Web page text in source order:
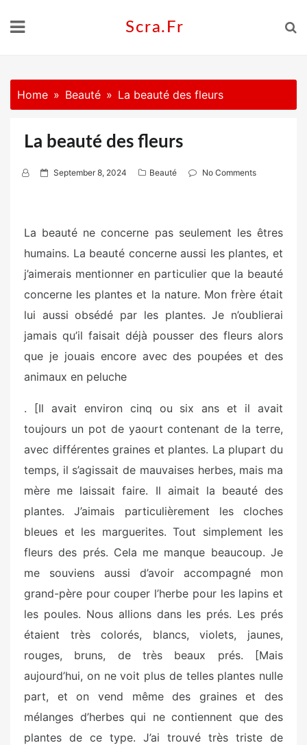
Scra.fr
Home Beauté La beauté des fleurs
La beauté des fleurs
P
e
d
o
September 8, 2024 Beauté No Comments
La beauté ne concerne pas seulement les êtres
humains. La beauté concerne aussi les plantes, et
j’aimerais mentionner en particulier que la beauté
concerne les plantes et la nature. Mon frère était
lui aussi obsédé par les plantes. Je n’oublierai
jamais qu’il faisait déjà pousser des fleurs alors
que je jouais encore avec des poupées et des
animaux en peluche
. [Il avait environ cinq ou six ans et il avait
toujours un pot de yaourt contenant de la terre,
avec différentes graines et plantes. La plupart du
temps, il s’agissait de mauvaises herbes, mais ma
mère me laissait faire. Il aimait la beauté des
plantes. J’aimais particulièrement les cloches
bleues et les marguerites. Tout simplement les
fleurs des prés. Cela me manque beaucoup. Je
me souviens aussi d’avoir accompagné mon
grand-père pour couper l’herbe pour les lapins et
les poules. Nous allions dans les prés. Les prés
étaient très colorés, blancs, violets, jaunes,
rouges, bruns, de très beaux prés. [Mais
aujourd’hui, on ne voit plus de telles plantes nulle
part, et on vend même des graines et des
mélanges d’herbes qui ne contiennent que des
plantes de ce type. J’ai trouvé très triste de